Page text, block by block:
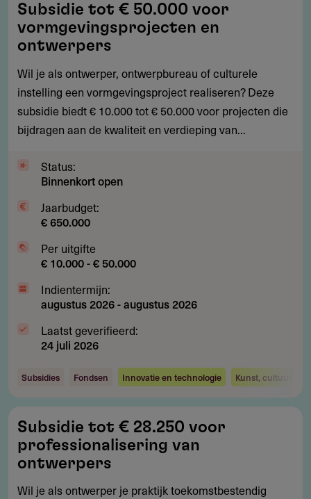
tot
€
50.000
voor
vormgevingsprojecten
en
ontwerpers
Subsidie tot € 50.000 voor
vormgevingsprojecten en
ontwerpers
Wil je als ontwerper, ontwerpbureau of culturele
instelling een vormgevingsproject realiseren? Deze
subsidie biedt € 10.000 tot € 50.000 voor projecten die
bijdragen aan de kwaliteit en verdieping van...
Status:
Binnenkort open
Jaarbudget:
€ 650.000
Per uitgifte
€ 10.000 - € 50.000
Indientermijn:
augustus 2026-augustus 2026
Laatst geverifieerd:
24 juli 2026
Subsidies Fondsen Innovatie en technologie Kunst, cultuur en
tot
€
28.250
voor
Subsidie tot € 28.250 voor
professionalisering van
ontwerpers
Wil je als ontwerper je praktijk toekomstbestendig